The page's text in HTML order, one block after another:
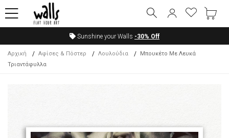
Sunshine your Walls -30% Off
Αρχική Αφίσες & Πόστερ Λουλούδια
Μπουκέτο Με Λευκά
Τριαντάφυλλα